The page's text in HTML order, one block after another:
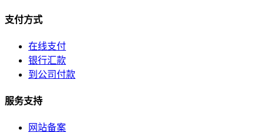
公司简介
支付方式
在线支付
银行汇款
到公司付款
服务支持
网站备案